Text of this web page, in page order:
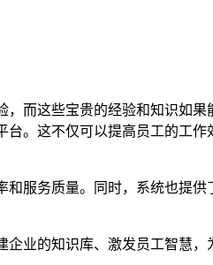
而这些宝贵的经验和知识如
。这不仅可以提高员工的工
服务质量。同时，系统也提
业的知识库、激发员工智慧